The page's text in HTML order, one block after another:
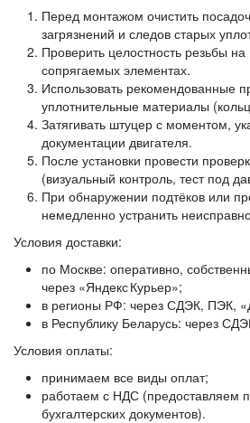
Перед монтажом очистить
загрязнений и следов старых
Проверить целостность резьбы
сопрягаемых элементах.
Использовать рекомендованные
уплотнительные материалы
Затягивать штуцер с моментом,
документации двигателя.
После установки провести
(визуальный контроль, тест под
При обнаружении подтёков или
немедленно устранить
Условия доставки:
по Москве: оперативно,
через «Яндекс Курьер»;
в регионы РФ: через СДЭК, ПЭК,
в Республику Беларусь: через
Условия оплаты:
принимаем все виды оплат;
работаем с НДС (предоставляем
бухгалтерских документов).